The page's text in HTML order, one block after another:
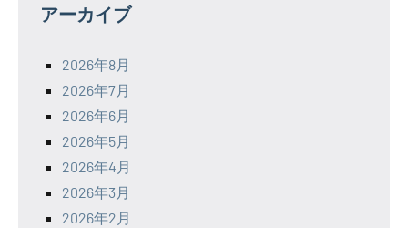
アーカイブ
2026年8月
2026年7月
2026年6月
2026年5月
2026年4月
2026年3月
2026年2月